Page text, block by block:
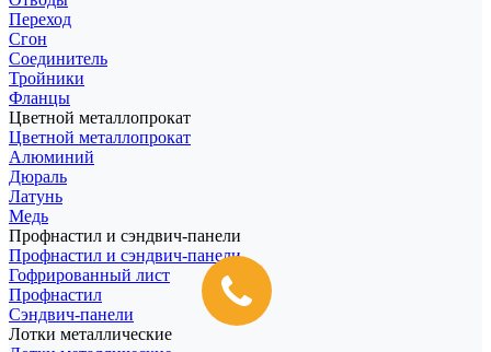
Переход
Сгон
Соединитель
Тройники
Фланцы
Цветной металлопрокат
Цветной металлопрокат
Алюминий
Дюраль
Латунь
Медь
Профнастил и сэндвич-панели
Профнастил и сэндвич-панели
Гофрированный лист
Профнастил
Сэндвич-панели
Лотки металлические